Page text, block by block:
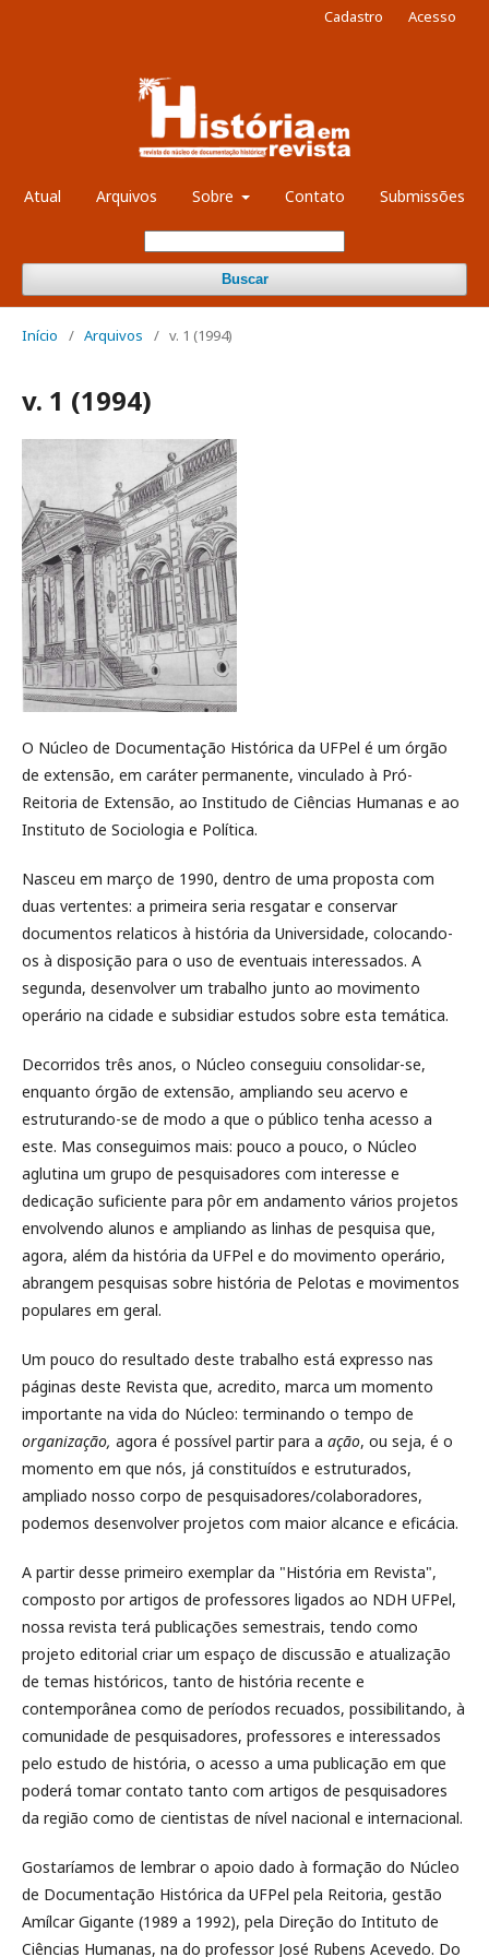
Atual Arquivos Sobre Contato Submissões
Buscar
Cadastro Acesso
Início / Arquivos / v. 1 (1994)
v. 1 (1994)
O Núcleo de Documentação Histórica da UFPel é um órgão
de extensão, em caráter permanente, vinculado à Pró-
Reitoria de Extensão, ao Institudo de Ciências Humanas e ao
Instituto de Sociologia e Política.
Nasceu em março de 1990, dentro de uma proposta com
duas vertentes: a primeira seria resgatar e conservar
documentos relaticos à história da Universidade, colocando-
os à disposição para o uso de eventuais interessados. A
segunda, desenvolver um trabalho junto ao movimento
operário na cidade e subsidiar estudos sobre esta temática.
Decorridos três anos, o Núcleo conseguiu consolidar-se,
enquanto órgão de extensão, ampliando seu acervo e
estruturando-se de modo a que o público tenha acesso a
este. Mas conseguimos mais: pouco a pouco, o Núcleo
aglutina um grupo de pesquisadores com interesse e
dedicação suficiente para pôr em andamento vários projetos
envolvendo alunos e ampliando as linhas de pesquisa que,
agora, além da história da UFPel e do movimento operário,
abrangem pesquisas sobre história de Pelotas e movimentos
populares em geral.
Um pouco do resultado deste trabalho está expresso nas
páginas deste Revista que, acredito, marca um momento
importante na vida do Núcleo: terminando o tempo de
organização, agora é possível partir para a ação, ou seja, é o
momento em que nós, já constituídos e estruturados,
ampliado nosso corpo de pesquisadores/colaboradores,
podemos desenvolver projetos com maior alcance e eficácia.
A partir desse primeiro exemplar da "História em Revista",
composto por artigos de professores ligados ao NDH UFPel,
nossa revista terá publicações semestrais, tendo como
projeto editorial criar um espaço de discussão e atualização
de temas históricos, tanto de história recente e
contemporânea como de períodos recuados, possibilitando, à
comunidade de pesquisadores, professores e interessados
pelo estudo de história, o acesso a uma publicação em que
poderá tomar contato tanto com artigos de pesquisadores
da região como de cientistas de nível nacional e internacional.
Gostaríamos de lembrar o apoio dado à formação do Núcleo
de Documentação Histórica da UFPel pela Reitoria, gestão
Amílcar Gigante (1989 a 1992), pela Direção do Intituto de
Ciências Humanas, na do professor José Rubens Acevedo. Do